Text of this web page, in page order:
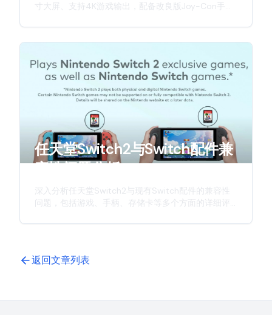
寸大屏、支持4K游戏输出，配备改良版Joy-Con手
新一代游戏主机的硬件升级与创新特性。
任天堂Switch2与Switch配件兼
容性问题分析
深入分析任天堂Switch2与现有Switch配件的兼容性
问题，包括游戏、手柄、存储卡等多个方面的详细评
返回文章列表